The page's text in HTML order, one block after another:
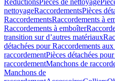
RéductionsPièces de nettoyage
nettoyageRaccordementsPièces
RaccordementsRaccordements à
Raccordements à emboîter
transition sur d’autres matériaux
détachées pour Raccordements
raccordementPièces détachées
raccordementManchons de
Manchons de